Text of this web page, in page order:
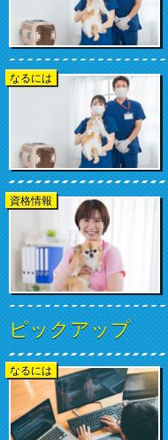
なるには
資格情報
ピックアップ
なるには